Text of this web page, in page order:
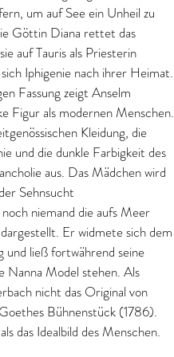
um auf See ein Unheil zu
Göttin Diana rettet das
auf Tauris als Priesterin
Iphigenie nach ihrer Heimat.
Fassung zeigt Anselm
Figur als modernen Menschen.
Kleidung, die
und die dunkle Farbigkeit des
aus. Das Mädchen wird
Sehnsucht
niemand die aufs Meer
Er widmete sich dem
und ließ fortwährend seine
Nanna Model stehen. Als
nicht das Original von
Bühnenstück (1786).
das Idealbild des Menschen.